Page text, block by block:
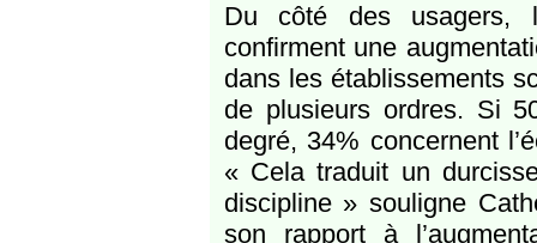
Du côté des usagers,
confirment une
dans les établissements
de plusieurs ordres. Si
degré, 34% concernent
« Cela traduit un
discipline » souligne
son rapport à